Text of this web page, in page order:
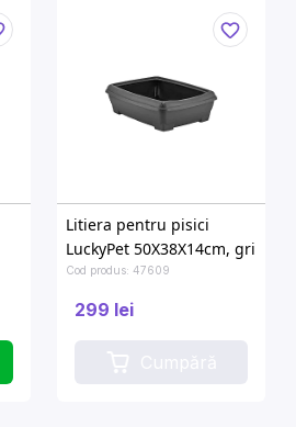
Litiera pentru pisici
LuckyPet 50Х38Х14cm, gri
Cod produs: 47609
299 lei